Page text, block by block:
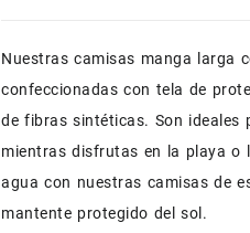
Nuestras camisas manga larga
confeccionadas con tela de
de fibras sintéticas. Son ideales
mientras disfrutas en la playa o
agua con nuestras camisas de
mantente protegido del sol.